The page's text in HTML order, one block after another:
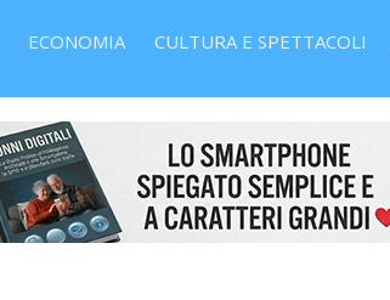
ECONOMIA CULTURA E SPETTACOLI